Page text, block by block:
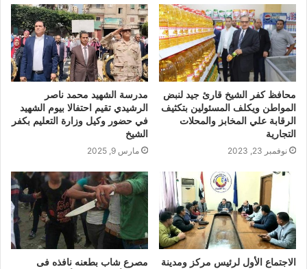
محافظ كفر الشيخ قارئ جيد لنبض
المواطن ويكلف المسئولين بتكثيف
الرقابة علي المخابز والمحلات
التجارية
نوفمبر 23, 2023
مدرسة الشهيد محمد ناصر
الرشيدي تقيم احتفالا بيوم الشهيد
في حضور وكيل وزارة التعليم بكفر
الشيخ
مارس 9, 2025
الاجتماع الأول لرئيس مركز ومدينة
مصرع شاب بطعنه نافذه فى